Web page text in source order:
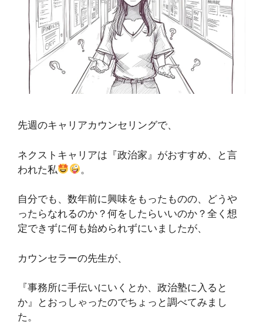
先週のキャリアカウンセリングで、
ネクストキャリアは『政治家』がおすすめ、と言
われた私
。
自分でも、数年前に興味をもったものの、どうや
ったらなれるのか？何をしたらいいのか？全く想
定できずに何も始められずにいましたが、
カウンセラーの先生が、
『事務所に手伝いにいくとか、政治塾に入ると
か』とおっしゃったのでちょっと調べてみまし
た。